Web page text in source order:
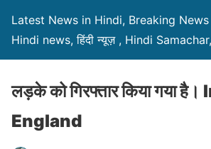
Latest News in Hindi, Breaking News
Hindi news, हिंदी न्यूज़ , Hindi Samachar,
लड़के को गिरफ्तार किया गया
England